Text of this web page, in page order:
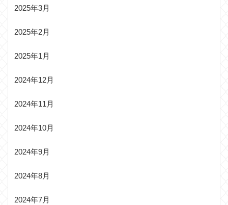
2025年3月
2025年2月
2025年1月
2024年12月
2024年11月
2024年10月
2024年9月
2024年8月
2024年7月